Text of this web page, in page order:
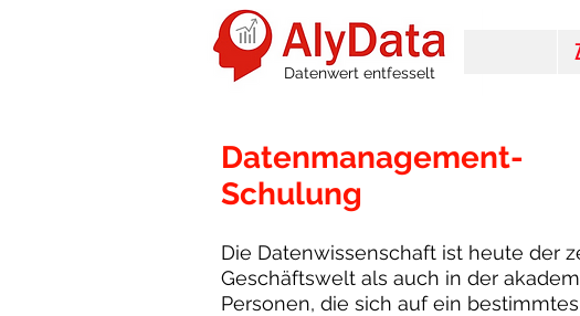
Datenwert entfesselt
Datenmanagement-
Schulung
Die Datenwissenschaft ist heute der
Geschäftswelt als auch in der
Personen, die sich auf ein